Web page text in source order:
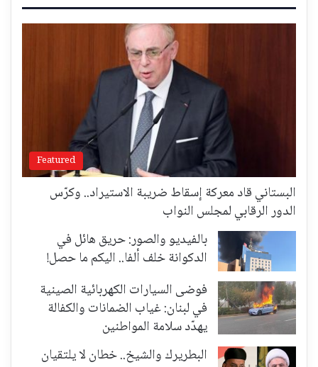
Featured
البستاني قاد معركة إسقاط ضريبة الاستيراد.. وكرّس
الدور الرقابي لمجلس النواب
بالفيديو والصور: حريق هائل في
الدكوانة خلف ألفا.. اليكم ما حصل!
فوضى السيارات الكهربائية الصينية
في لبنان: غياب الضمانات والكفالة
يهدّد سلامة المواطنين
البطريرك والشيخ.. خطان لا يلتقيان